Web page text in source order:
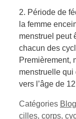
2. Période de
la femme
menstruel peut
chacun des
Premièrement,
menstruelle qui
vers l’âge de
Catégories
cilles, corps,